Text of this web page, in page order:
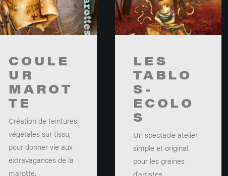
COULE
UR
MAROT
TE
Création de teintures
végétales sur tissu,
pour donner vie aux
extravagances de la
marotte.
LES
TABLO
S-
ECOLO
S
Un spectacle atelier
simple et original
pour les graines
d'artistes.